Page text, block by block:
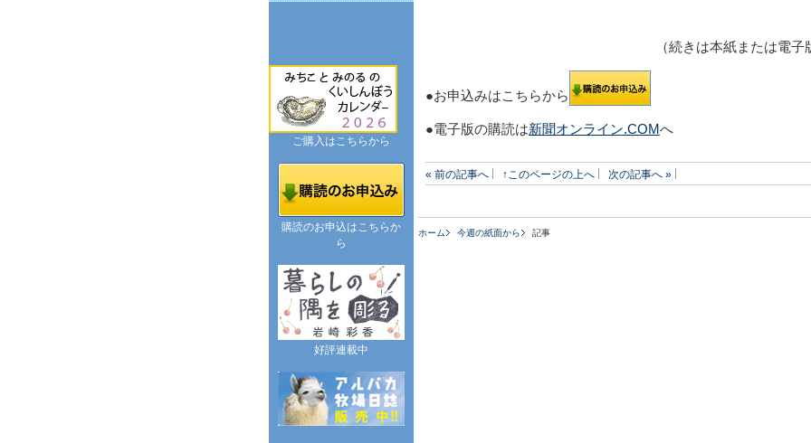
（続きは本紙または電子
●お申込みはこちらから
●電子版の購読は新聞オンライン.COMへ
« 前の記事へ ↑このページの上へ 次の記事へ »
ホーム 今週の紙面から 記事
ご購入はこちらから
購読のお申込はこちらか
ら
好評連載中